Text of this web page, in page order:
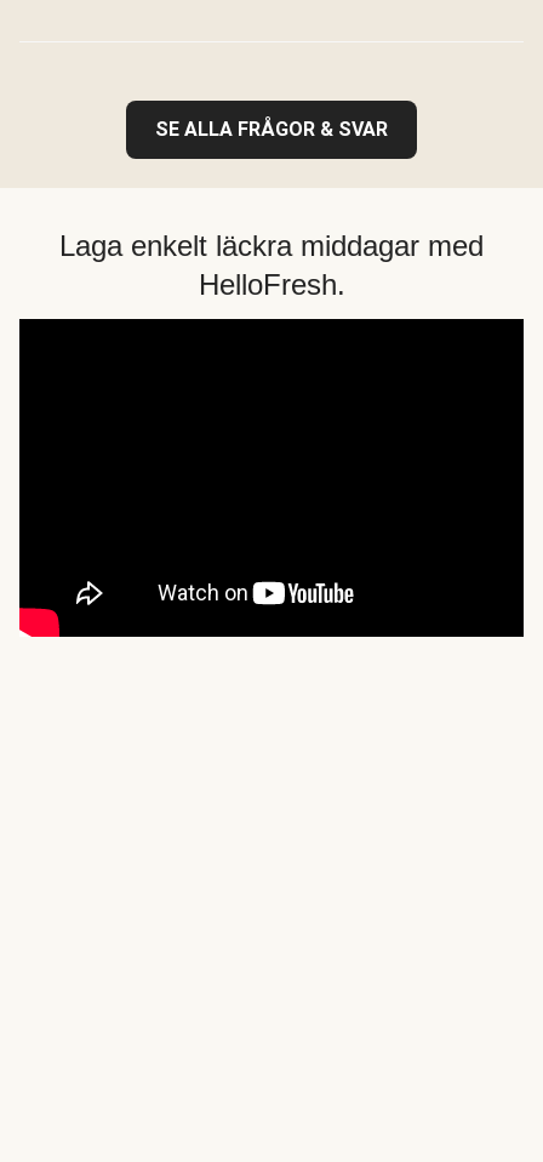
SE ALLA FRÅGOR & SVAR
Laga enkelt läckra middagar med
HelloFresh.